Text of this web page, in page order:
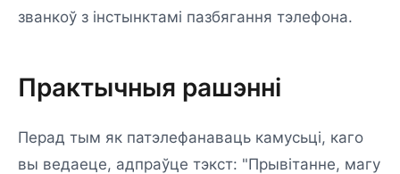
званкоў з інстынктамі пазбягання тэлефона.
Практычныя рашэнні
Перад тым як патэлефанаваць камусьці, каго
вы ведаеце, адпраўце тэкст: "Прывітанне, магу